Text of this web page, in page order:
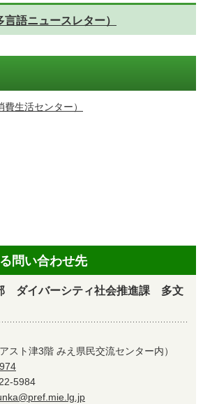
語ニュースレター）
生活センター）
問い合わせ先
ダイバーシティ社会推進課 多文
スト津3階 みえ県民交流センター内）
5984